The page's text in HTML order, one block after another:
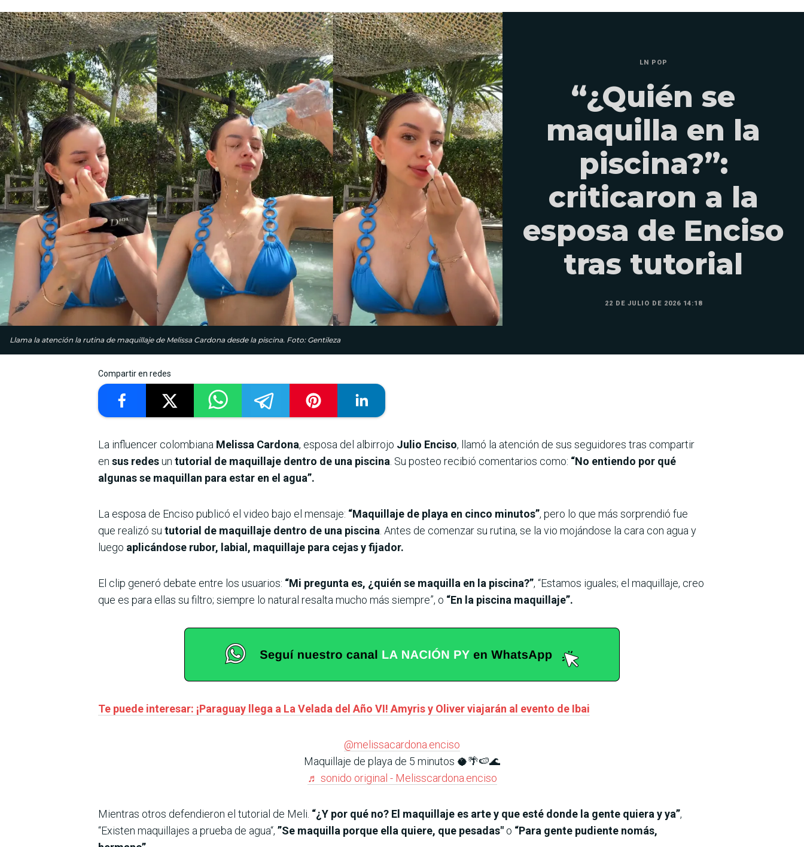
Llama la atención la rutina de maquillaje de Melissa Cardona desde la piscina. Foto: Gentileza
LN POP
“¿Quién se
maquilla en la
piscina?”:
criticaron a la
esposa de Enciso
tras tutorial
22 DE JULIO DE 2026 14:18
Compartir en redes
La influencer colombiana Melissa Cardona, esposa del albirrojo Julio Enciso, llamó la atención de sus seguidores tras compartir
en sus redesun tutorial de maquillaje dentro de una piscina . Su posteo recibió comentarios como: “No entiendo por qué
algunas se maquillan para estar en el agua”.
La esposa de Enciso publicó el video bajo el mensaje: “Maquillaje de playa en cinco minutos”, pero lo que más sorprendió fue
que realizó su tutorial de maquillaje dentro de una piscina . Antes de comenzar su rutina, se la vio mojándose la cara con agua y
luego aplicándose rubor, labial, maquillaje para cejas y fijador.
El clip generó debate entre los usuarios: “Mi pregunta es, ¿quién se maquilla en la piscina?”, “Estamos iguales; el maquillaje, creo
que es para ellas su filtro; siempre lo natural resalta mucho más siempre”, o “En la piscina maquillaje”.
Te puede interesar: ¡Paraguay llega a La Velada del Año VI! Amyris y Oliver viajarán al evento de Ibai
@melissacardona.enciso
Maquillaje de playa de 5 minutos 🥥🌴🍉🌊
♬ sonido original - Melisscardona.enciso
Mientras otros defendieron el tutorial de Meli. “¿Y por qué no? El maquillaje es arte y que esté donde la gente quiera y ya”,
“Existen maquillajes a prueba de agua“, ”Se maquilla porque ella quiere, que pesadas" o “Para gente pudiente nomás,